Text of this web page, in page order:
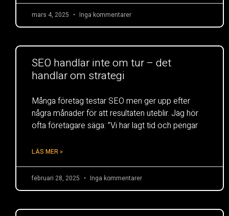
mars 4, 2025 Inga kommentarer
SEO handlar inte om tur – det
handlar om strategi
Många företag testar SEO men ger upp efter
några månader för att resultaten uteblir. Jag hör
ofta företagare säga: ”Vi har lagt tid och pengar
LÄS MER »
februari 28, 2025 Inga kommentarer